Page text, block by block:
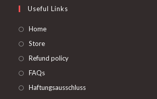
new
a
Useful Links
Home
Store
Refund policy
FAQs
Haftungsausschluss